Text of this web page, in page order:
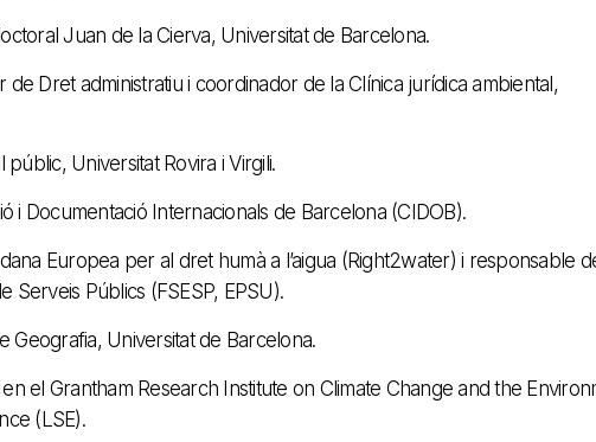
Juan de la Cierva, Universitat de Barcelona.
de Dret administratiu i coordinador de la Clínica jurídica ambiental,
Universitat Rovira i Virgili.
i Documentació Internacionals de Barcelona (CIDOB).
Europea per al dret humà a l’aigua (Right2water) i responsable
Serveis Públics (FSESP, EPSU).
Geografia, Universitat de Barcelona.
el Grantham Research Institute on Climate Change and the
(LSE).